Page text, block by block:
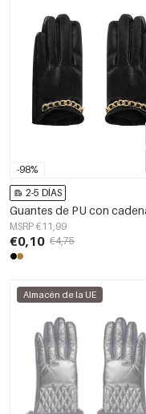
-98%
2-5 DÍAS
MSRP €11,99
€0,10 €4,75
Almacén de la UE